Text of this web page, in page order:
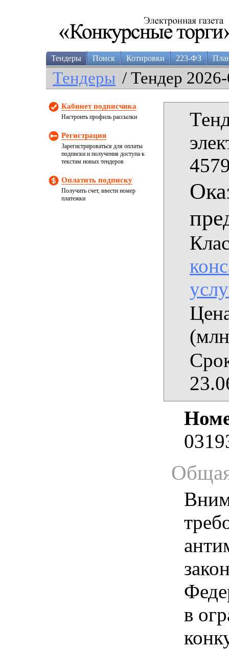
Тендеры Поиск Котировки 223-ФЗ
Тендеры / Тендер
Кабинет подписчика
Настроить профиль рассылки
Регистрация
Зарегистрироваться для оплаты
подписки и получения доступа к
текстам новых тендеров
Оплатить подписку
Получить счет, ввести номер
платежки
в